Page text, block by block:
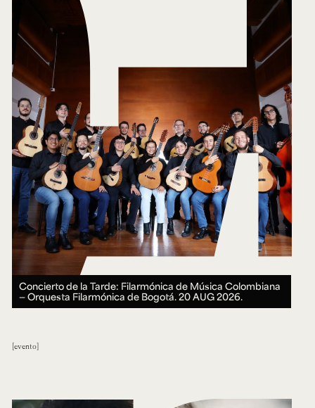
Concierto de la Tarde: Filarmónica de Música Colombiana
— Orquesta Filarmónica de Bogotá.20 AUG 2026.
evento